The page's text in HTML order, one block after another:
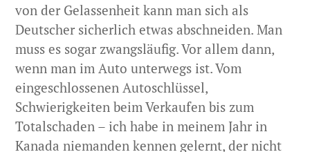
von der Gelassenheit kann man sich als
Deutscher sicherlich etwas abschneiden. Man
muss es sogar zwangsläufig. Vor allem dann,
wenn man im Auto unterwegs ist. Vom
eingeschlossenen Autoschlüssel,
Schwierigkeiten beim Verkaufen bis zum
Totalschaden – ich habe in meinem Jahr in
Kanada niemanden kennen gelernt, der nicht